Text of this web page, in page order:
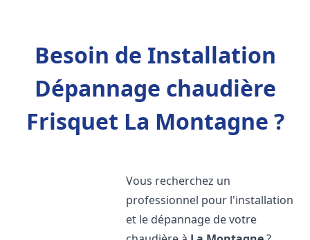
Besoin de Installation
Dépannage chaudière
Frisquet La Montagne ?
Vous recherchez un
professionnel pour l'installation
et le dépannage de votre